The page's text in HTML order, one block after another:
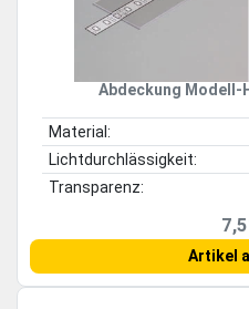
Abdeckung Modell-
Material:
Lichtdurchlässigkeit:
Transparenz:
Artikel